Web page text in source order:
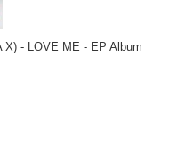
X) - LOVE ME - EP Album